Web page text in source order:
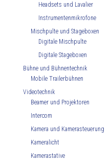
Headsets und Lavalier
Instrumentenmikrofone
Mischpulte und Stageboxen
Digitale Mischpulte
Digitale Stageboxen
Bühne und Bühnentechnik
Mobile Trailerbühnen
Videotechnik
Beamer und Projektoren
Intercom
Kamera und Kamerasteuerung
Kameralicht
Kamerastative